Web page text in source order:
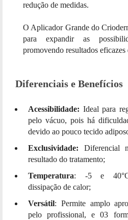
redução de medidas.
O Aplicador Grande do
para expandir as
promovendo resultados eficazes
Diferenciais e Benefícios
Acessibilidade: Ideal para
pelo vácuo, pois há
devido ao pouco tecido
Exclusividade: Diferencial
resultado do tratamento;
Temperatura: -5 e
dissipação de calor;
Versátil: Permite amplo
pelo profissional, e 03